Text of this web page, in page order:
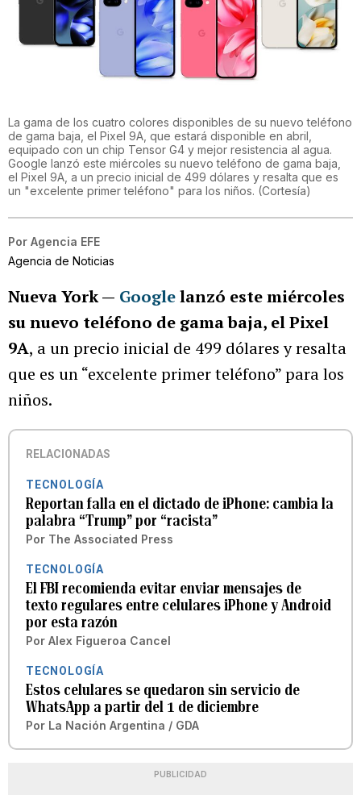
La gama de los cuatro colores disponibles de su nuevo teléfono
de gama baja, el Pixel 9A, que estará disponible en abril,
equipado con un chip Tensor G4 y mejor resistencia al agua.
Google lanzó este miércoles su nuevo teléfono de gama baja,
el Pixel 9A, a un precio inicial de 499 dólares y resalta que es
un "excelente primer teléfono" para los niños. (Cortesía)
Por Agencia EFE
Agencia de Noticias
Nueva York — Googlelanzó este miércoles
su nuevo teléfono de gama baja, el Pixel
9A, a un precio inicial de 499 dólares y resalta
que es un “excelente primer teléfono” para los
niños.
RELACIONADAS
TECNOLOGÍA
Reportan falla en el dictado de iPhone: cambia la
palabra “Trump” por “racista”
Por The Associated Press
TECNOLOGÍA
El FBI recomienda evitar enviar mensajes de
texto regulares entre celulares iPhone y Android
por esta razón
Por Alex Figueroa Cancel
TECNOLOGÍA
Estos celulares se quedaron sin servicio de
WhatsApp a partir del 1 de diciembre
Por La Nación Argentina / GDA
PUBLICIDAD